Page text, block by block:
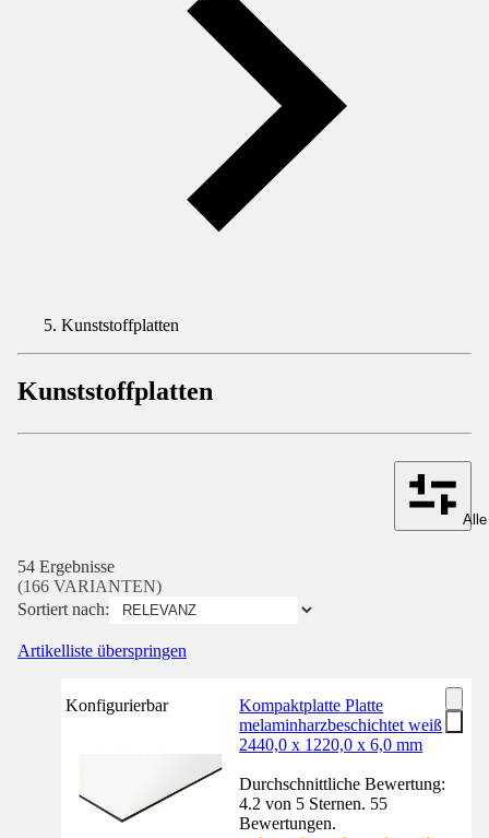
Kunststoffplatten
Kunststoffplatten
54 Ergebnisse
(166 VARIANTEN)
Sortiert nach:
Artikelliste überspringen
Konfigurierbar
Kompaktplatte Platte
melaminharzbeschichtet weiß
2440,0 x 1220,0 x 6,0 mm
Durchschnittliche Bewertung:
4.2 von 5 Sternen. 55
Bewertungen.